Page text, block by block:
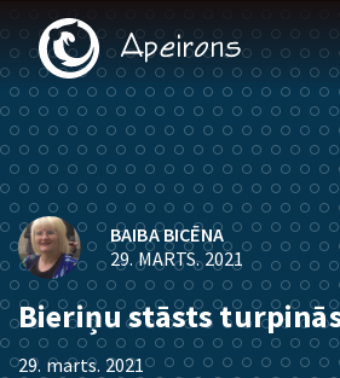
BAIBA BICĒNA
29. MARTS. 2021
Bieriņu stāsts
29. marts. 2021